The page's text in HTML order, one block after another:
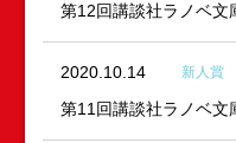
第12回講談社ラノベ文
2020.10.14 新人賞
第11回講談社ラノベ文